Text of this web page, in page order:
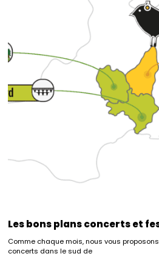
Les bons plans concerts et
Comme chaque mois, nous vous
concerts dans le sud de